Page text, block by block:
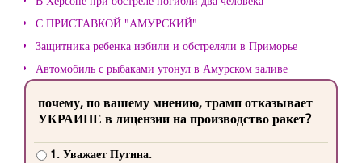
С ПРИСТАВКОЙ "АМУРСКИЙ"
Защитника ребенка избили и обстреляли в Приморье
Автомобиль с рыбаками утонул в Амурском заливе
почему, по вашему мнению, трамп отказывает
УКРАИНЕ в лицензии на производство ракет?
1. Уважает Путина.